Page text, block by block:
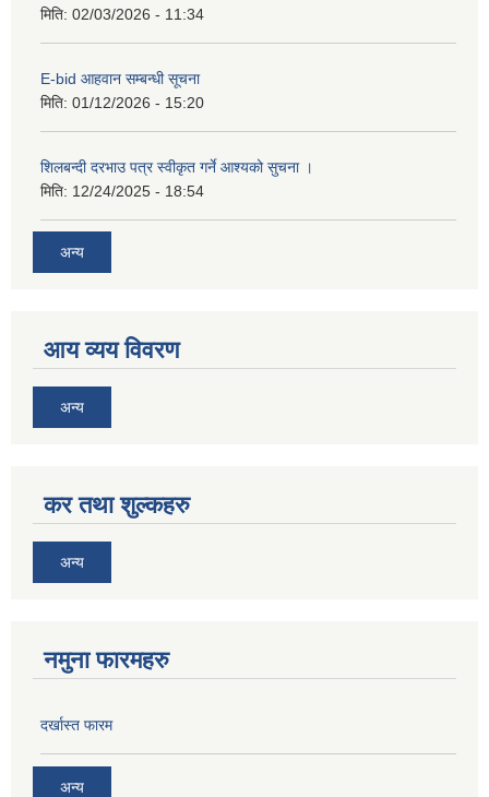
मिति: 02/03/2026 - 11:34
E-bid आहवान सम्बन्धी सूचना
मिति: 01/12/2026 - 15:20
शिलबन्दी दरभाउ पत्र स्वीकृत गर्ने आश्यको सुचना ।
मिति: 12/24/2025 - 18:54
अन्य
आय व्यय विवरण
अन्य
कर तथा शुल्कहरु
अन्य
नमुना फारमहरु
दर्खास्त फारम
अन्य